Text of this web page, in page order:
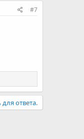
#7
ответа.